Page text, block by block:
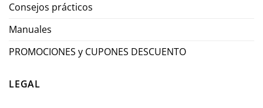
Consejos prácticos
Manuales
PROMOCIONES y CUPONES DESCUENTO
LEGAL